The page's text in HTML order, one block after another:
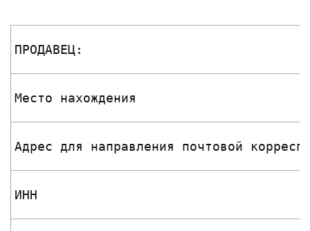
ПРОДАВЕЦ:
Место нахождения
Адрес для направления почтовой
ИНН